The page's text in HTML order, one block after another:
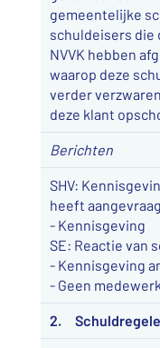
gemeentelijke
schuldeisers die
NVVK hebben
waarop deze
verder
deze klant
Berichten
SHV:
heeft
- Kennisgeving
SE: Reactie van
- Kennisgeving
- Geen
2.